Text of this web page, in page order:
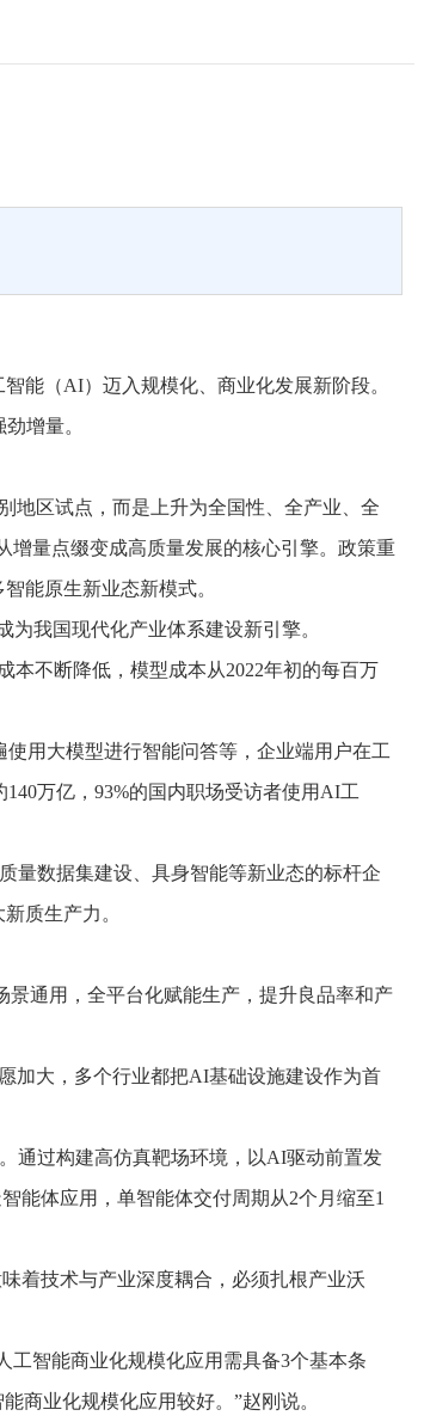
能（AI）迈入规模化、商业化发展新阶段。
增量。
区试点，而是上升为全国性、全产业、全
增量点缀变成高质量发展的核心引擎。政策重
能原生新业态新模式。
我国现代化产业体系建设新引擎。
不断降低，模型成本从2022年初的每百万
用大模型进行智能问答等，企业端用户在工
万亿，93%的国内职场受访者使用AI工
数据集建设、具身智能等新业态的标杆企
质生产力。
通用，全平台化赋能生产，提升良品率和产
大，多个行业都把AI基础设施建设作为首
通过构建高仿真靶场环境，以AI驱动前置发
能体应用，单智能体交付周期从2个月缩至1
着技术与产业深度耦合，必须扎根产业沃
智能商业化规模化应用需具备3个基本条
商业化规模化应用较好。”赵刚说。